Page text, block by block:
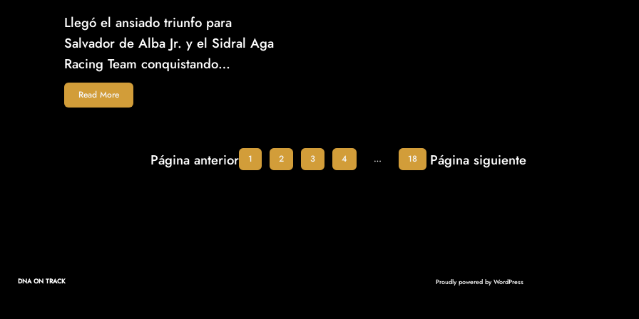
Llegó el ansiado triunfo para
Salvador de Alba Jr. y el Sidral Aga
Racing Team conquistando…
Read More
Página anterior 1 2 3 4 … 18 Página siguiente
DNA ON TRACK Proudly powered by WordPress